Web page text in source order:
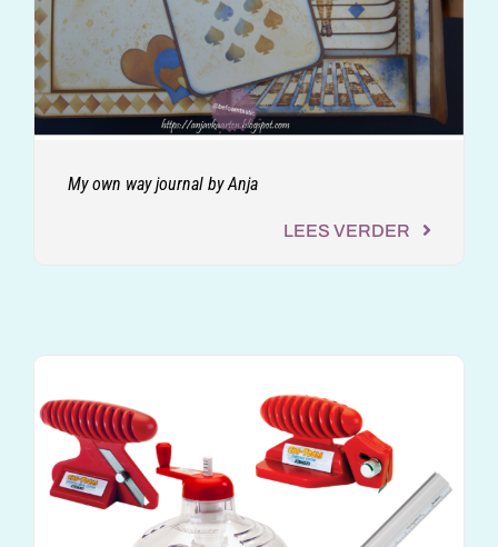
My own way journal by Anja
LEES VERDER